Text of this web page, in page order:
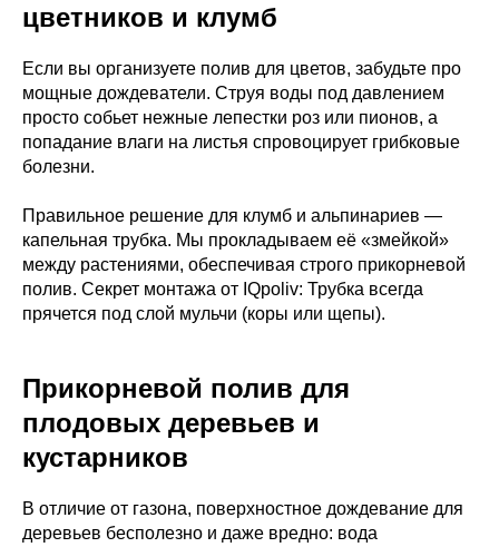
цветников и клумб
Если вы организуете полив для цветов, забудьте про
мощные дождеватели. Струя воды под давлением
просто собьет нежные лепестки роз или пионов, а
попадание влаги на листья спровоцирует грибковые
болезни.
Правильное решение для клумб и альпинариев —
капельная трубка. Мы прокладываем её «змейкой»
между растениями, обеспечивая строго прикорневой
полив. Секрет монтажа от IQpoliv: Трубка всегда
прячется под слой мульчи (коры или щепы).
Прикорневой полив для
плодовых деревьев и
кустарников
В отличие от газона, поверхностное дождевание для
деревьев бесполезно и даже вредно: вода